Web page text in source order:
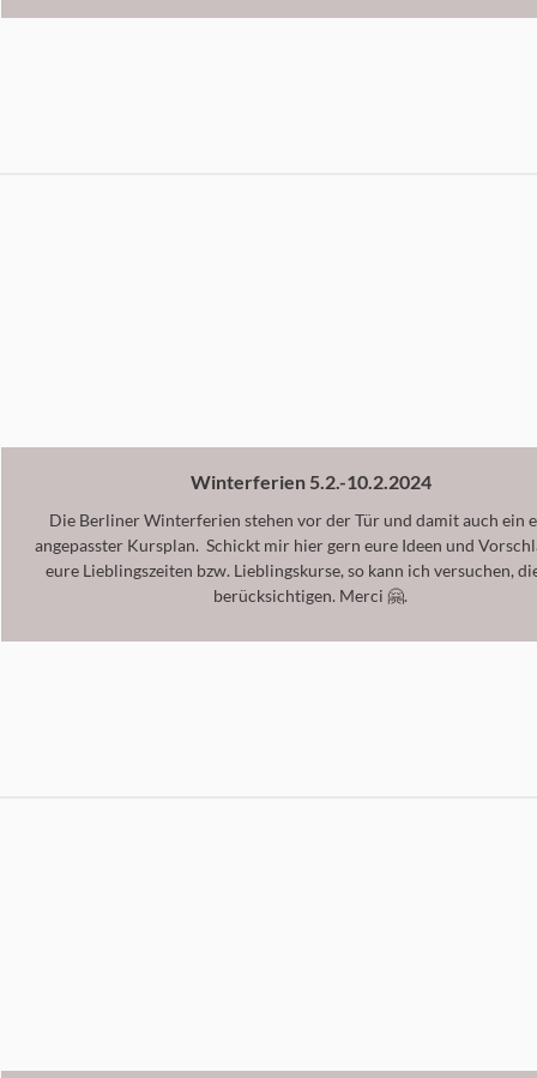
Winterferien 5.2.-10.2.2024
Die Berliner Winterferien stehen vor der Tür und damit auch ein
angepasster Kursplan. Schickt mir hier gern eure Ideen und
eure Lieblingszeiten bzw. Lieblingskurse, so kann ich versuchen,
berücksichtigen. Merci 🤗.